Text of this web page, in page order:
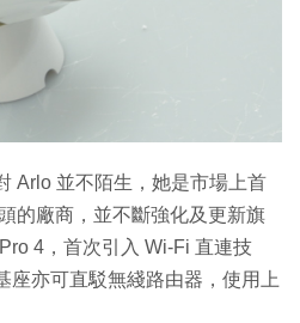
Arlo 並不陌生，她是市場上首
的廠商，並不斷強化及更新旗
4，首次引入 Wi-Fi 直連技
座亦可直駁無綫路由器，使用上